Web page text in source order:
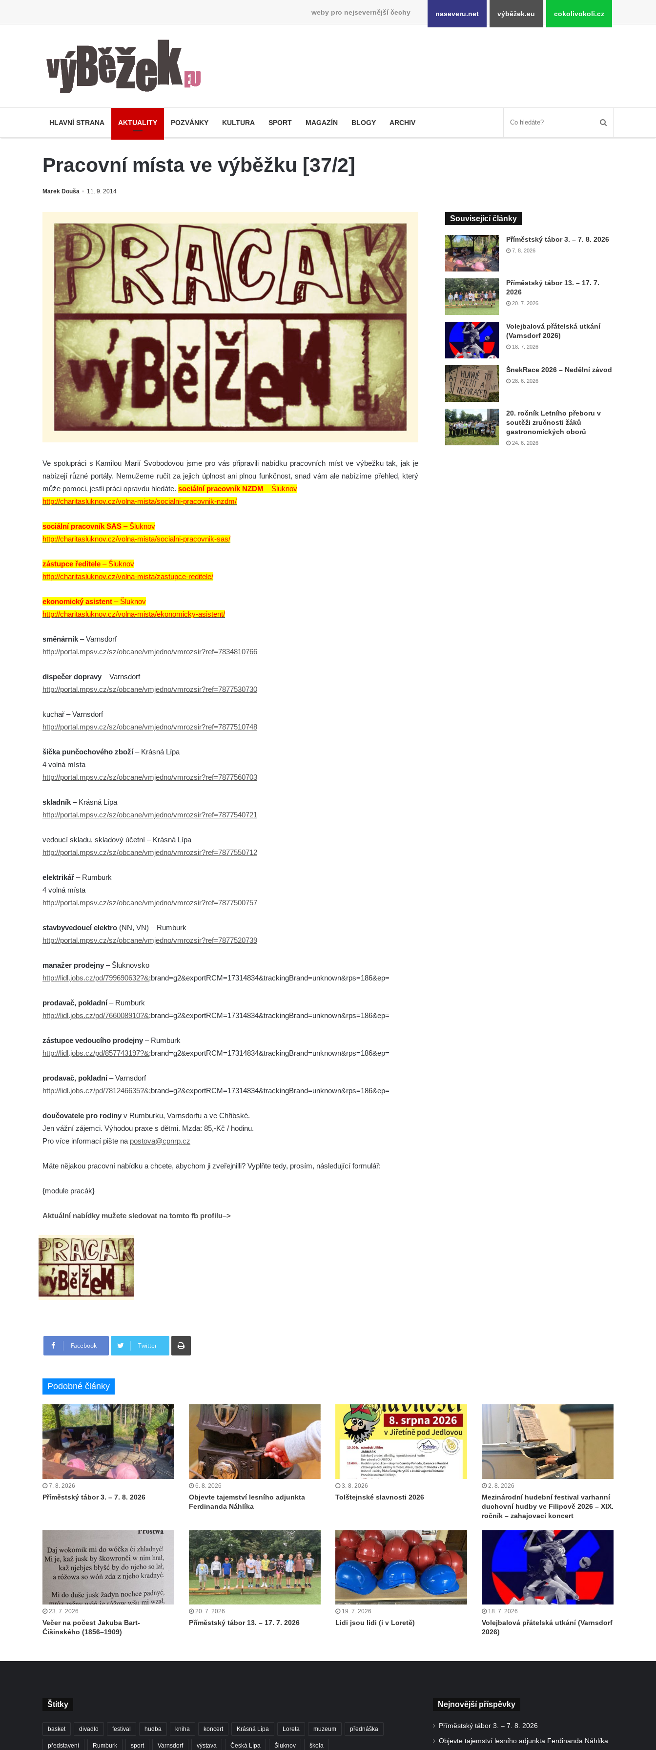
weby pro nejsevernější čechy naseveru.net výběžek.eu cokolivokoli.cz
HLAVNÍ STRANA AKTUALITY POZVÁNKY KULTURA SPORT MAGAZÍN BLOGY ARCHIV
Pracovní místa ve výběžku [37/2]
Marek Douša 11. 9. 2014
Ve spolupráci s Kamilou Marií Svobodovou jsme pro vás připravili nabídku pracovních míst ve výbežku tak, jak je
nabízejí různé portály. Nemužeme ručit za jejich úplnost ani plnou funkčnost, snad vám ale nabízíme přehled, který
může pomoci, jestli práci opravdu hledáte. sociální pracovník NZDM – Šluknov
http://charitasluknov.cz/volna-mista/socialni-pracovnik-nzdm/
sociální pracovník SAS – Šluknov
http://charitasluknov.cz/volna-mista/socialni-pracovnik-sas/
zástupce ředitele – Šluknov
http://charitasluknov.cz/volna-mista/zastupce-reditele/
ekonomický asistent – Šluknov
http://charitasluknov.cz/volna-mista/ekonomicky-asistent/
směnárník – Varnsdorf
http://portal.mpsv.cz/sz/obcane/vmjedno/vmrozsir?ref=7834810766
dispečer dopravy – Varnsdorf
http://portal.mpsv.cz/sz/obcane/vmjedno/vmrozsir?ref=7877530730
kuchař – Varnsdorf
http://portal.mpsv.cz/sz/obcane/vmjedno/vmrozsir?ref=7877510748
šička punčochového zboží– Krásná Lípa
4 volná místa
http://portal.mpsv.cz/sz/obcane/vmjedno/vmrozsir?ref=7877560703
skladník – Krásná Lípa
http://portal.mpsv.cz/sz/obcane/vmjedno/vmrozsir?ref=7877540721
vedoucí skladu, skladový účetní – Krásná Lípa
http://portal.mpsv.cz/sz/obcane/vmjedno/vmrozsir?ref=7877550712
elektrikář – Rumburk
4 volná místa
http://portal.mpsv.cz/sz/obcane/vmjedno/vmrozsir?ref=7877500757
stavbyvedoucí elektro (NN, VN) – Rumburk
http://portal.mpsv.cz/sz/obcane/vmjedno/vmrozsir?ref=7877520739
manažer prodejny – Šluknovsko
http://lidl.jobs.cz/pd/799690632?&;brand=g2&exportRCM=17314834&trackingBrand=unknown&rps=186&ep=
prodavač, pokladní– Rumburk
http://lidl.jobs.cz/pd/766008910?&;brand=g2&exportRCM=17314834&trackingBrand=unknown&rps=186&ep=
zástupce vedoucího prodejny – Rumburk
http://lidl.jobs.cz/pd/857743197?&;brand=g2&exportRCM=17314834&trackingBrand=unknown&rps=186&ep=
prodavač, pokladní– Varnsdorf
http://lidl.jobs.cz/pd/781246635?&;brand=g2&exportRCM=17314834&trackingBrand=unknown&rps=186&ep=
doučovatele pro rodiny v Rumburku, Varnsdorfu a ve Chřibské.
Jen vážní zájemci. Výhodou praxe s dětmi. Mzda: 85,-Kč / hodinu.
Pro více informací pište na postova@cpnrp.cz
Máte nějakou pracovní nabídku a chcete, abychom ji zveřejnilli? Vyplňte tedy, prosím, následující formulář:
{module pracák}
Aktuální nabídky mužete sledovat na tomto fb profilu–>
Facebook Twitter
Tisknout
Související články
Příměstský tábor 3. – 7. 8. 2026
7. 8. 2026
Příměstský tábor 13. – 17. 7.
2026
20. 7. 2026
Volejbalová přátelská utkání
(Varnsdorf 2026)
18. 7. 2026
ŠnekRace 2026 – Nedělní závod
28. 6. 2026
20. ročník Letního přeboru v
soutěži zručnosti žáků
gastronomických oborů
24. 6. 2026
Podobné články
7. 8. 2026
Příměstský tábor 3. – 7. 8. 2026
6. 8. 2026
Objevte tajemství lesního adjunkta
Ferdinanda Náhlíka
3. 8. 2026
Tolštejnské slavnosti 2026
2. 8. 2026
Mezinárodní hudební festival varhanní
duchovní hudby ve Filipově 2026 – XIX.
ročník – zahajovací koncert
23. 7. 2026
Večer na počest Jakuba Bart-
Ćišinského (1856–1909)
20. 7. 2026
Příměstský tábor 13. – 17. 7. 2026
19. 7. 2026
Lidi jsou lidi (i v Loretě)
18. 7. 2026
Volejbalová přátelská utkání (Varnsdorf
2026)
Štítky
basket divadlo festival hudba kniha koncert Krásná Lípa Loreta muzeum přednáška
představení Rumburk sport Varnsdorf výstava Česká Lípa Šluknov škola
Nejnovější příspěvky
Příměstský tábor 3. – 7. 8. 2026
Objevte tajemství lesního adjunkta Ferdinanda Náhlíka